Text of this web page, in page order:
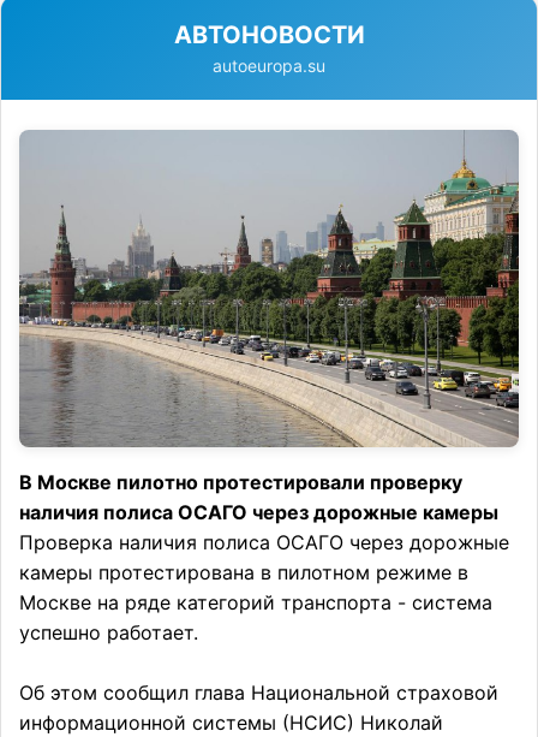
АВТОНОВОСТИ
autoeuropa.su
В Москве пилотно протестировали проверку
наличия полиса ОСАГО через дорожные камеры
Проверка наличия полиса ОСАГО через дорожные
камеры протестирована в пилотном режиме в
Москве на ряде категорий транспорта - система
успешно работает.
Об этом сообщил глава Национальной страховой
информационной системы (НСИС) Николай